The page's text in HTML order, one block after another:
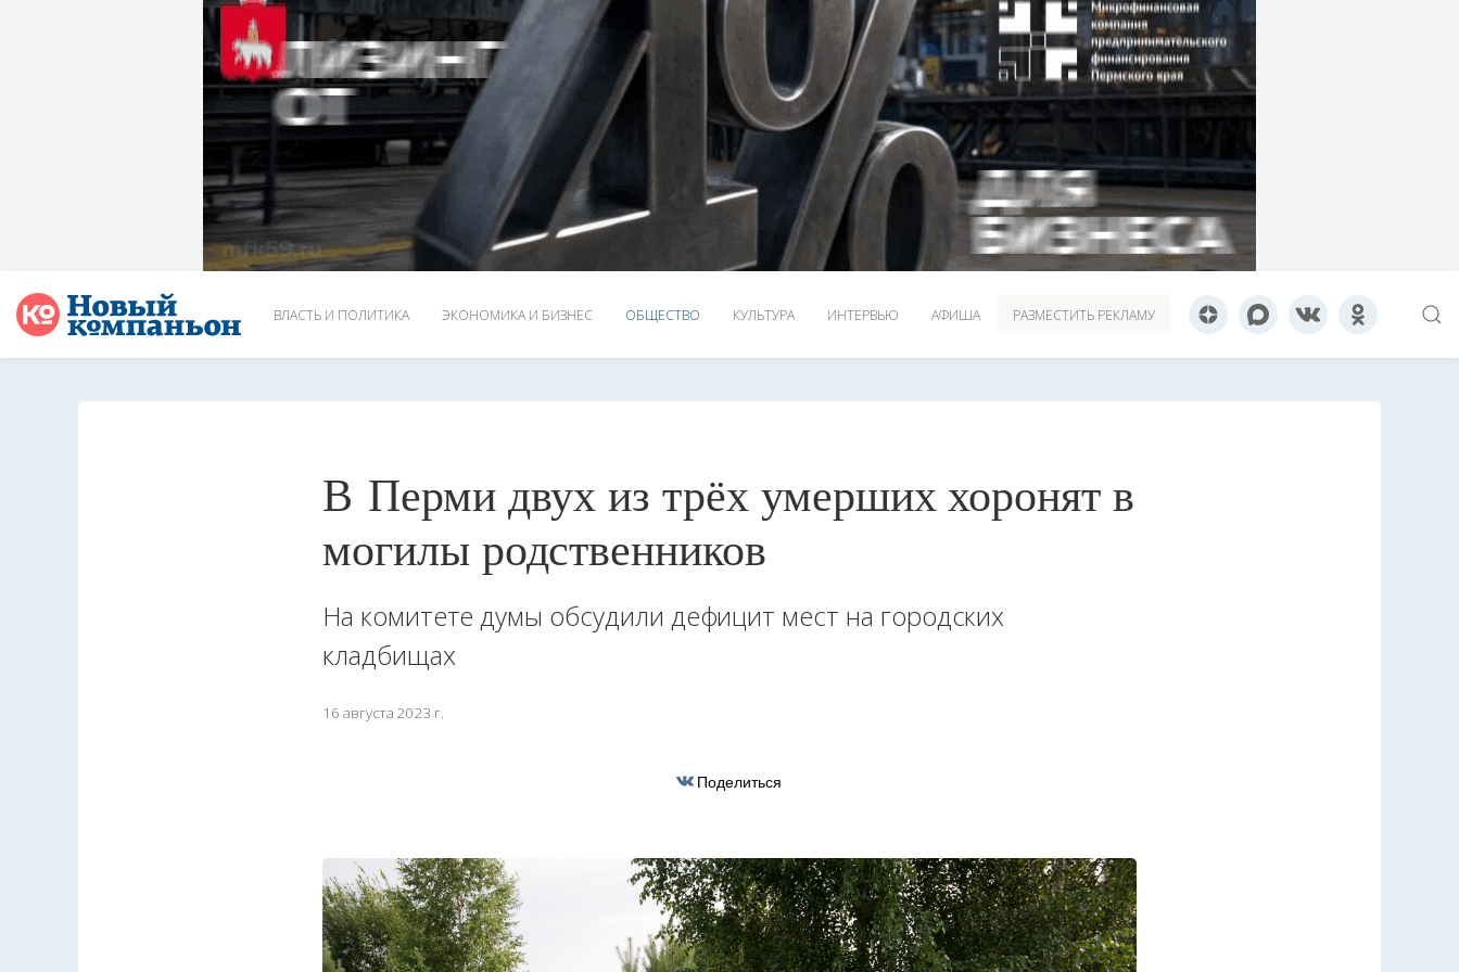
ВЛАСТЬ И ПОЛИТИКА ЭКОНОМИКА И БИЗНЕС ОБЩЕСТВО КУЛЬТУРА ИНТЕРВЬЮ АФИША РАЗМЕСТИТЬ РЕКЛАМУ
В Перми двух из трёх умерших хоронят в
могилы родственников
На комитете думы обсудили дефицит мест на городских
кладбищах
16 августа 2023 г.
Поделиться